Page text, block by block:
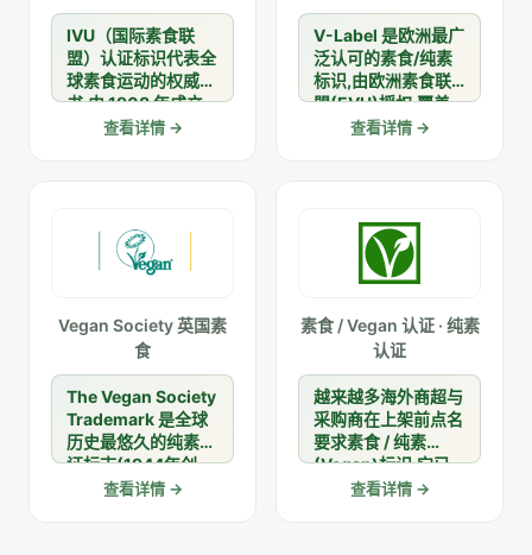
IVU（国际素食联
盟）认证标识代表全
球素食运动的权威背
书,由 1908 年成立
的国际素食联盟管
查看详情 →
V-Label 是欧洲最广
泛认可的素食/纯素
标识,由欧洲素食联
盟(EVU)授权,覆盖
食品、化妆品、纺织
查看详情 →
Vegan Society 英国素
食
The Vegan Society
Trademark 是全球
历史最悠久的纯素认
证标志(1944年创
立),广泛应用于食
查看详情 →
素食 / Vegan 认证 · 纯素
认证
越来越多海外商超与
采购商在上架前点名
要求素食 / 纯素
(Vegan)标识,它已
从加分项变成不少品
查看详情 →